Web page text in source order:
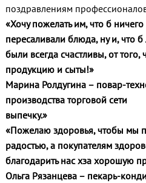
поздравлениям
«Хочу пожелать им, что б
пересаливали блюда, ну и, что
были всегда счастливы, от
продукцию и сыты!»
Марина Ролдугина – повар-
производства торговой сети
выпечку.»
«Пожелаю здоровья, чтобы мы
радостью, а покупателям
благодарить нас хза хорошую
Ольга Рязанцева – пекарь-